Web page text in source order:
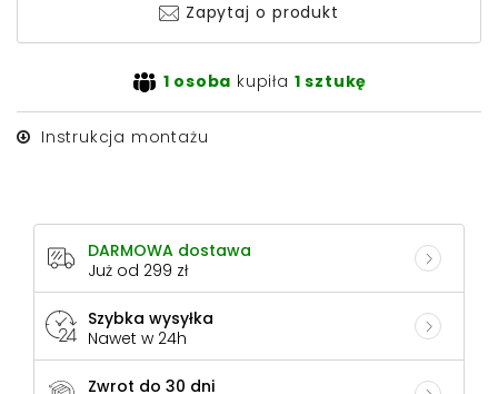
Zapytaj o produkt
1 osoba kupiła 1 sztukę
Instrukcja montażu
DARMOWA dostawa
Już od 299 zł
Szybka wysyłka
Nawet w 24h
Zwrot do 30 dni